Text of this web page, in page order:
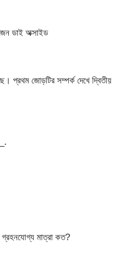
ডাই অক্সাইড
প্রথম জোড়টির সম্পর্ক দেখে দ্বিতীয়
গ্রহনযোগ্য মাত্রা কত?